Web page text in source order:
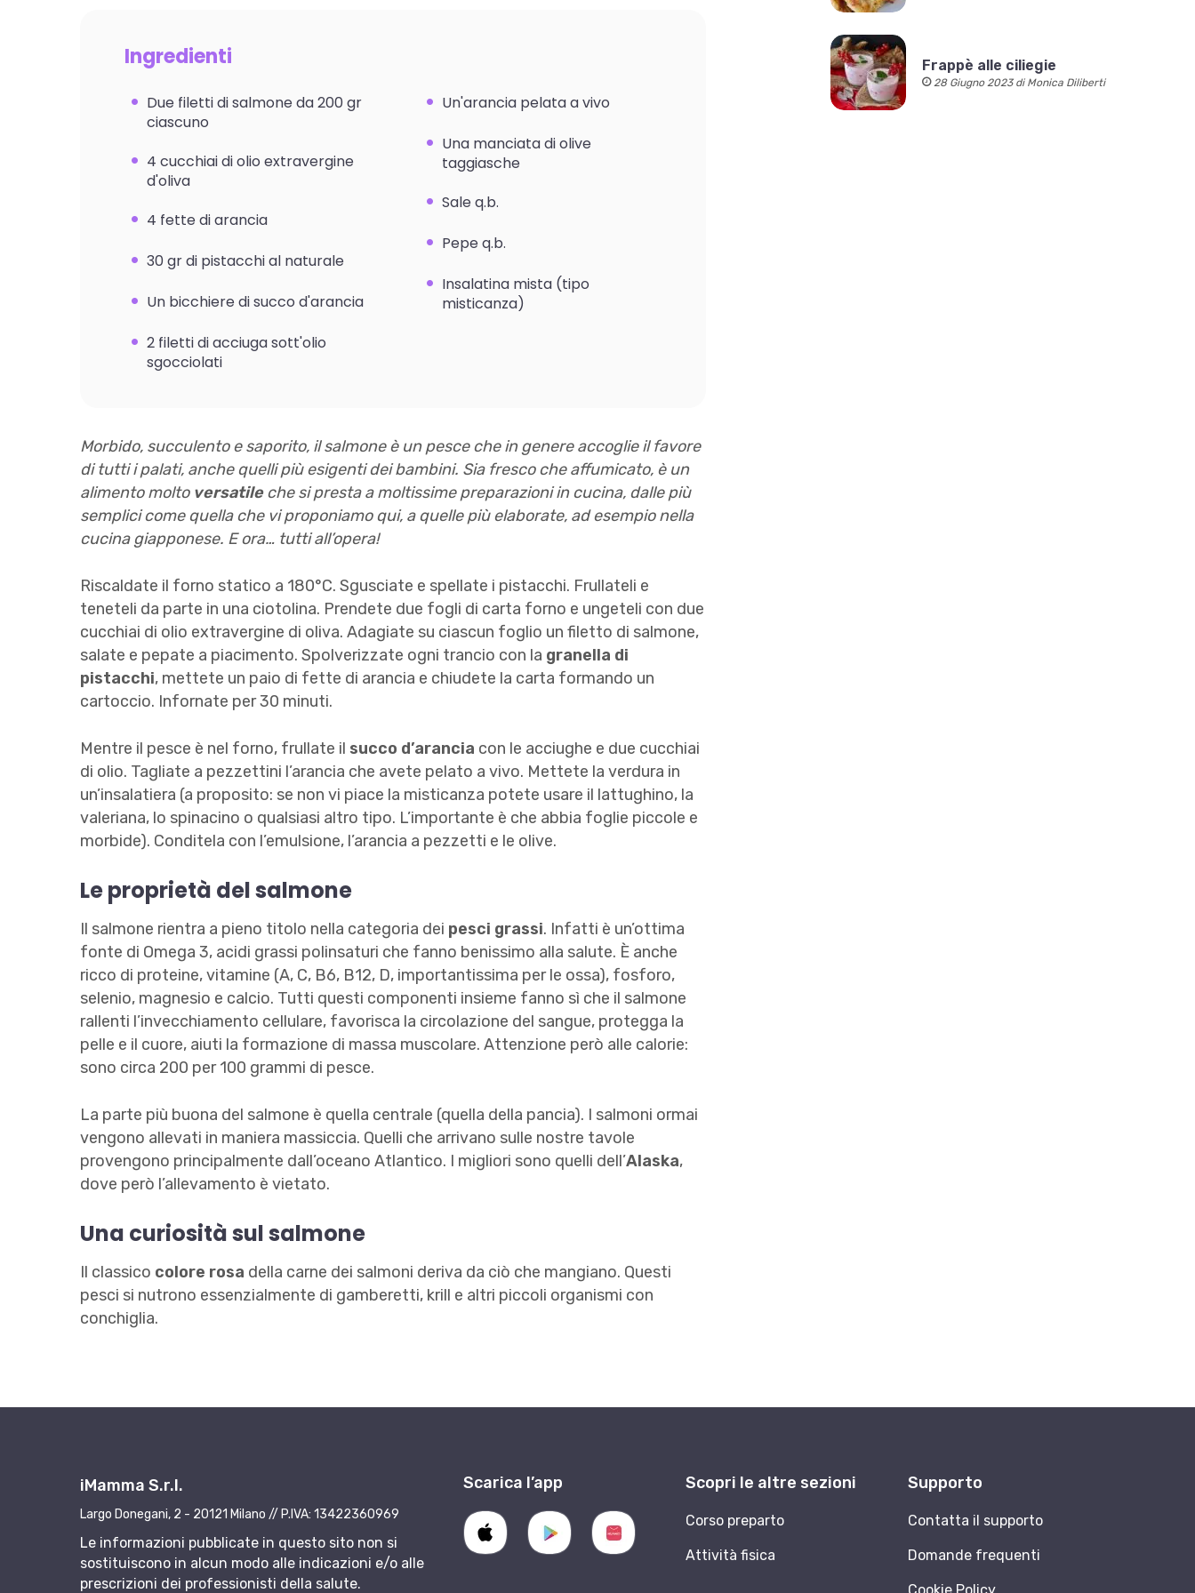
Ingredienti
Due filetti di salmone da 200 gr
ciascuno
4 cucchiai di olio extravergine
d'oliva
4 fette di arancia
30 gr di pistacchi al naturale
Un bicchiere di succo d'arancia
2 filetti di acciuga sott'olio
sgocciolati
Un'arancia pelata a vivo
Una manciata di olive
taggiasche
Sale q.b.
Pepe q.b.
Insalatina mista (tipo
misticanza)
Morbido, succulento e saporito, il salmone è un pesce che in genere accoglie il favore
di tutti i palati, anche quelli più esigenti dei bambini. Sia fresco che affumicato, è un
alimento molto versatileche si presta a moltissime preparazioni in cucina, dalle più
semplici come quella che vi proponiamo qui, a quelle più elaborate, ad esempio nella
cucina giapponese. E ora… tutti all’opera!
Riscaldate il forno statico a 180°C. Sgusciate e spellate i pistacchi. Frullateli e
teneteli da parte in una ciotolina. Prendete due fogli di carta forno e ungeteli con due
cucchiai di olio extravergine di oliva. Adagiate su ciascun foglio un filetto di salmone,
salate e pepate a piacimento. Spolverizzate ogni trancio con la granella di
pistacchi, mettete un paio di fette di arancia e chiudete la carta formando un
cartoccio. Infornate per 30 minuti.
Mentre il pesce è nel forno, frullate il succo d’arancia con le acciughe e due cucchiai
di olio. Tagliate a pezzettini l’arancia che avete pelato a vivo. Mettete la verdura in
un’insalatiera (a proposito: se non vi piace la misticanza potete usare il lattughino, la
valeriana, lo spinacino o qualsiasi altro tipo. L’importante è che abbia foglie piccole e
morbide). Conditela con l’emulsione, l’arancia a pezzetti e le olive.
Le proprietà del salmone
Il salmone rientra a pieno titolo nella categoria dei pesci grassi. Infatti è un’ottima
fonte di Omega 3, acidi grassi polinsaturi che fanno benissimo alla salute. È anche
ricco di proteine, vitamine (A, C, B6, B12, D, importantissima per le ossa), fosforo,
selenio, magnesio e calcio. Tutti questi componenti insieme fanno sì che il salmone
rallenti l’invecchiamento cellulare, favorisca la circolazione del sangue, protegga la
pelle e il cuore, aiuti la formazione di massa muscolare. Attenzione però alle calorie:
sono circa 200 per 100 grammi di pesce.
La parte più buona del salmone è quella centrale (quella della pancia). I salmoni ormai
vengono allevati in maniera massiccia. Quelli che arrivano sulle nostre tavole
provengono principalmente dall’oceano Atlantico. I migliori sono quelli dell’Alaska,
dove però l’allevamento è vietato.
Una curiosità sul salmone
Il classico colore rosa della carne dei salmoni deriva da ciò che mangiano. Questi
pesci si nutrono essenzialmente di gamberetti, krill e altri piccoli organismi con
conchiglia.
Frappè alle ciliegie
28 Giugno 2023 di Monica Diliberti
iMamma S.r.l.
Largo Donegani, 2 - 20121 Milano // P.IVA: 13422360969
Le informazioni pubblicate in questo sito non si
sostituiscono in alcun modo alle indicazioni e/o alle
prescrizioni dei professionisti della salute.
Scarica l’app Scopri le altre sezioni
Corso preparto
Attività fisica
Supporto
Contatta il supporto
Domande frequenti